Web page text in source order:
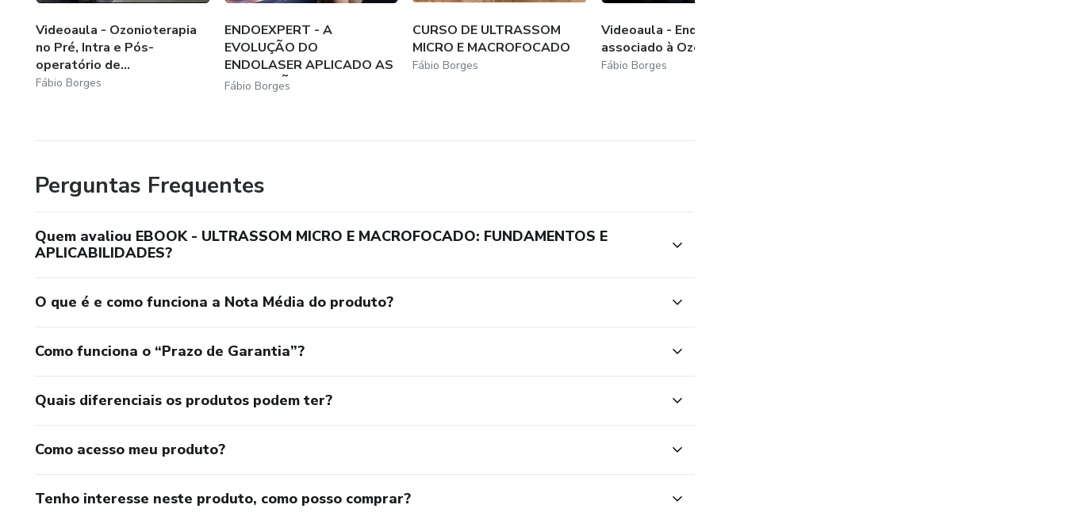
Videoaula - Ozonioterapia
no Pré, Intra e Pós-
operatório de...
Fábio Borges
ENDOEXPERT - A
EVOLUÇÃO DO
ENDOLASER APLICADO AS
DISFUNÇÕES...
Fábio Borges
CURSO DE ULTRASSOM
MICRO E MACROFOCADO
Fábio Borges
Videoaula - Endolaser
associado à Ozonioterapia
Fábio Borges
Perguntas Frequentes
Quem avaliou EBOOK - ULTRASSOM MICRO E MACROFOCADO: FUNDAMENTOS E
APLICABILIDADES?
O que é e como funciona a Nota Média do produto?
Como funciona o “Prazo de Garantia”?
Quais diferenciais os produtos podem ter?
Como acesso meu produto?
Tenho interesse neste produto, como posso comprar?